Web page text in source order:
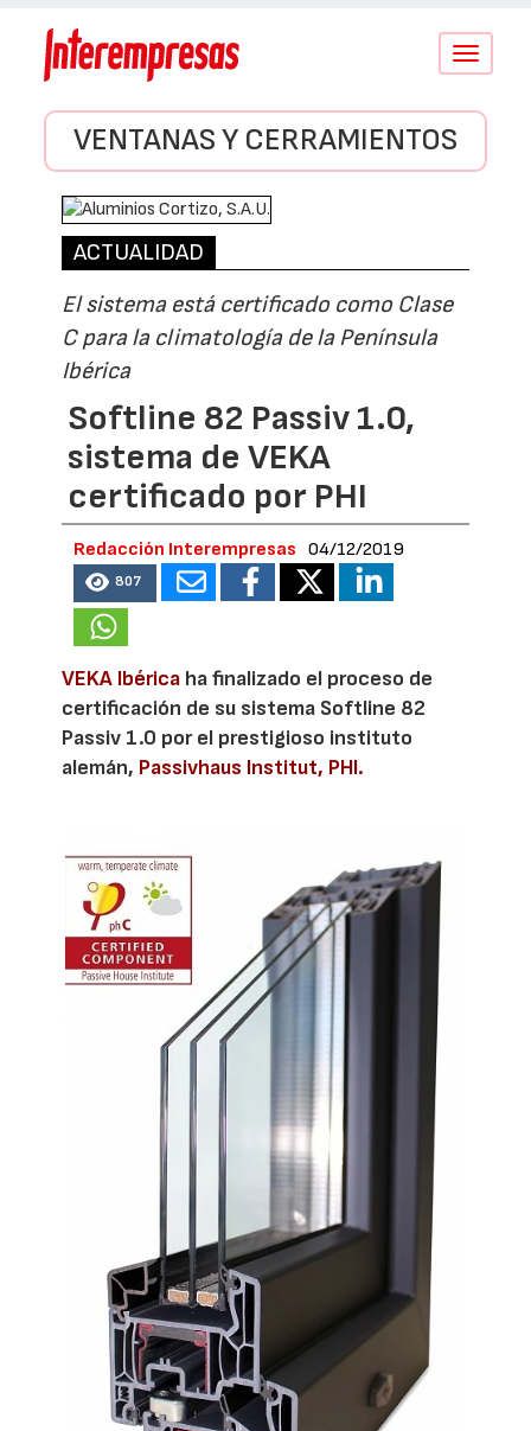
Conmutar
VENTANAS Y CERRAMIENTOS
ACTUALIDAD
El sistema está certificado como Clase
C para la climatología de la Península
Ibérica
Softline 82 Passiv 1.0,
sistema de VEKA
certificado por PHI
Redacción Interempresas 04/12/2019
807
VEKA Ibérica ha finalizado el proceso de
certificación de su sistema Softline 82
Passiv 1.0 por el prestigioso instituto
alemán, Passivhaus Institut, PHI.